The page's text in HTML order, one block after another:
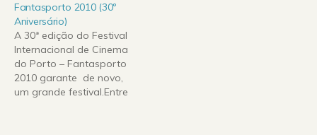
Fantasporto 2010 (30º
Aniversário)
A 30ª edição do Festival
Internacional de Cinema
do Porto – Fantasporto
2010 garante de novo,
um grande festival.Entre